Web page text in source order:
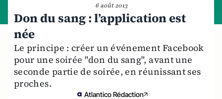
6 août 2013
Don du sang : l’application est
née
Le principe : créer un événement Facebook
pour une soirée "don du sang", avant une
seconde partie de soirée, en réunissant ses
proches.
Atlantico Rédaction